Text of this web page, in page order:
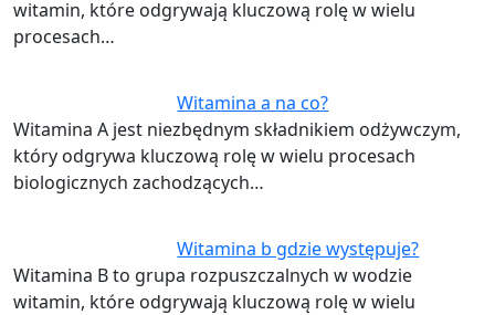
witamin, które odgrywają kluczową rolę w wielu
procesach…
Witamina a na co?
Witamina A jest niezbędnym składnikiem odżywczym,
który odgrywa kluczową rolę w wielu procesach
biologicznych zachodzących…
Witamina b gdzie występuje?
Witamina B to grupa rozpuszczalnych w wodzie
witamin, które odgrywają kluczową rolę w wielu